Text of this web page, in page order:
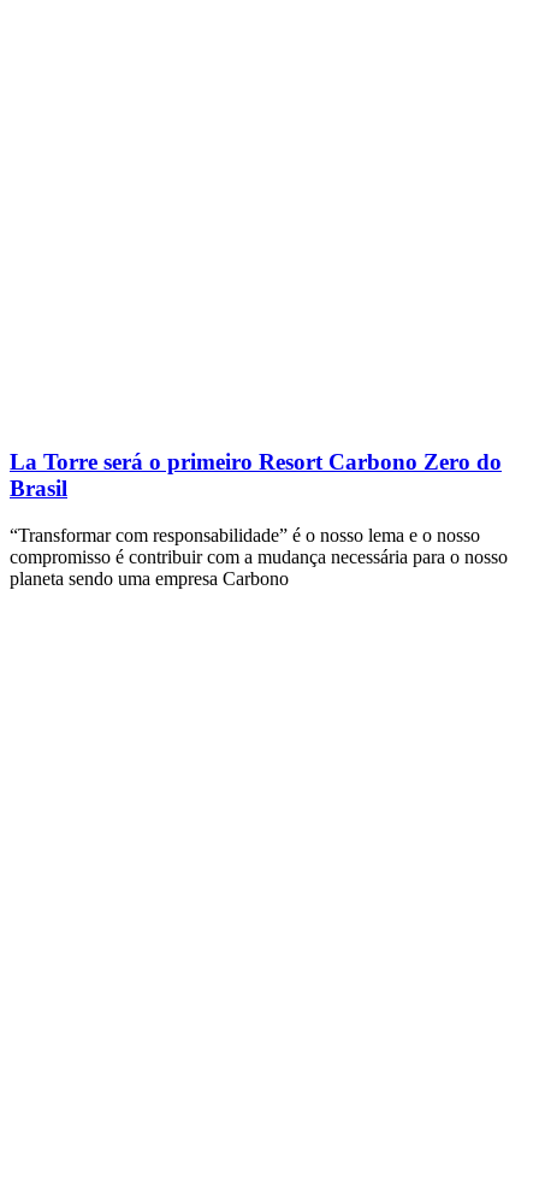
La Torre será o primeiro Resort Carbono Zero do
Brasil
“Transformar com responsabilidade” é o nosso lema e o nosso
compromisso é contribuir com a mudança necessária para o nosso
planeta sendo uma empresa Carbono